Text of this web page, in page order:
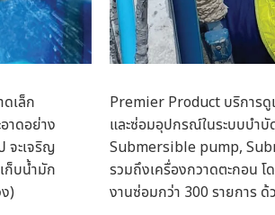
เล็ก
าดอย่าง
จะเจริญ
ก็บน้ำมัก
)
Premier Product บริการดู
และซ่อมอุปกรณ์ในระบบบำ
Submersible pump,
รวมถึงเครื่องกวาดตะกอน โ
งานซ่อมกว่า 300 รายการ